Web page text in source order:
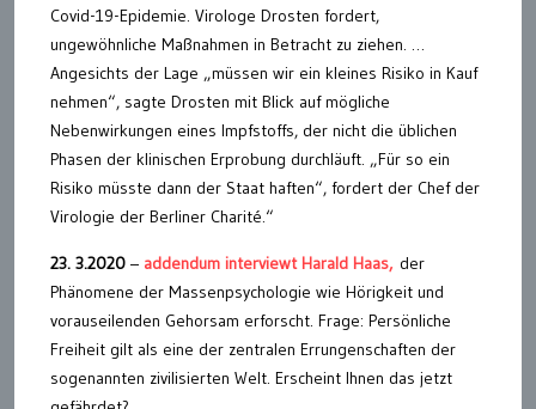
Covid-19-Epidemie. Virologe Drosten fordert,
ungewöhnliche Maßnahmen in Betracht zu ziehen. …
Angesichts der Lage „müssen wir ein kleines Risiko in Kauf
nehmen“, sagte Drosten mit Blick auf mögliche
Nebenwirkungen eines Impfstoffs, der nicht die üblichen
Phasen der klinischen Erprobung durchläuft. „Für so ein
Risiko müsste dann der Staat haften“, fordert der Chef der
Virologie der Berliner Charité.“
23. 3.2020 – addendum interviewt Harald Haas, der
Phänomene der Massenpsychologie wie Hörigkeit und
vorauseilenden Gehorsam erforscht. Frage: Persönliche
Freiheit gilt als eine der zentralen Errungenschaften der
sogenannten zivilisierten Welt. Erscheint Ihnen das jetzt